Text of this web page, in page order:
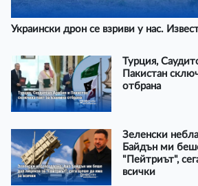
Украински дрон се взриви у нас.
Турция,
Пакистан
отбрана
Зеленски
Байдън ми
"Пейтриът",
всички